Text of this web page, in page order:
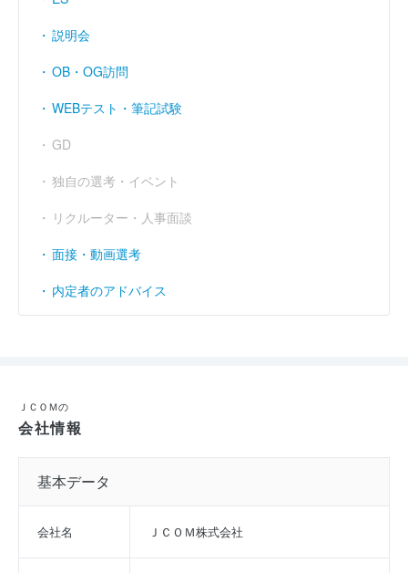
説明会
OB・OG訪問
WEBテスト・筆記試験
GD
独自の選考・イベント
リクルーター・人事面談
面接・動画選考
内定者のアドバイス
ＪＣＯＭの
会社情報
基本データ
会社名 ＪＣＯＭ株式会社